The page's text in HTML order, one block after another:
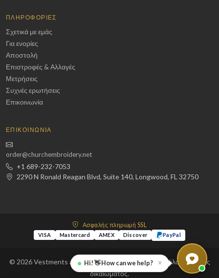
ΠΛΗΡΟΦΟΡΊΕΣ
Σχετικά με εμάς
Για ενορίες
Αποστολή
Επιστροφές & Αλλαγές
Μετρήσεις
Συχνές ερωτήσεις
Επικοινωνία
ΕΠΙΚΟΙΝΩΝΊΑ
order@churchembroidery.net
+1 689-232-7053
2290 N Ronald Reagan Blvd, Suite 140, Longwood, FL 32750
Ασφαλής πληρωμή SSL
VISA Mastercard AMEX Discover PayPal
© 2026 Vestments and Embroidery LLC. Με την επιφύλαξη παντός
δικαιώματος.
Hi! 👋 How can we help? ×